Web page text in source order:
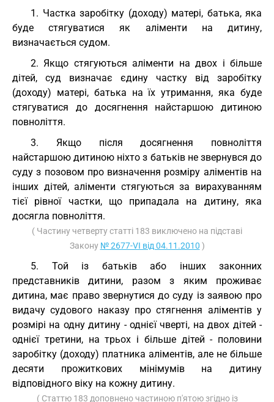
1. Частка заробітку (доходу) матері, батька, яка
буде стягуватися як аліменти на дитину,
визначається судом.
2. Якщо стягуються аліменти на двох і більше
дітей, суд визначає єдину частку від заробітку
(доходу) матері, батька на їх утримання, яка буде
стягуватися до досягнення найстаршою дитиною
повноліття.
3. Якщо після досягнення повноліття
найстаршою дитиною ніхто з батьків не звернувся до
суду з позовом про визначення розміру аліментів на
інших дітей, аліменти стягуються за вирахуванням
тієї рівної частки, що припадала на дитину, яка
досягла повноліття.
( Частину четверту статті 183 виключено на підставі
Закону № 2677-VI від 04.11.2010 )
5. Той із батьків або інших законних
представників дитини, разом з яким проживає
дитина, має право звернутися до суду із заявою про
видачу судового наказу про стягнення аліментів у
розмірі на одну дитину - однієї чверті, на двох дітей -
однієї третини, на трьох і більше дітей - половини
заробітку (доходу) платника аліментів, але не більше
десяти прожиткових мінімумів на дитину
відповідного віку на кожну дитину.
( Статтю 183 доповнено частиною п'ятою згідно із